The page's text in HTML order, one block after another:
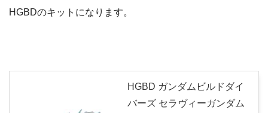
HGBDのキットになります。
HGBD ガンダムビルドダイ
バーズ セラヴィーガンダム